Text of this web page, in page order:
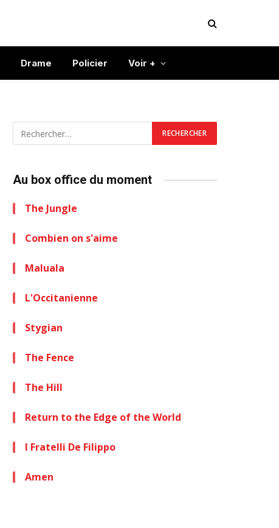
Drame Policier Voir +
Au box office du moment
The Jungle
Combien on s'aime
Maluala
L'Occitanienne
Stygian
The Fence
The Hill
Return to the Edge of the World
I Fratelli De Filippo
Amen